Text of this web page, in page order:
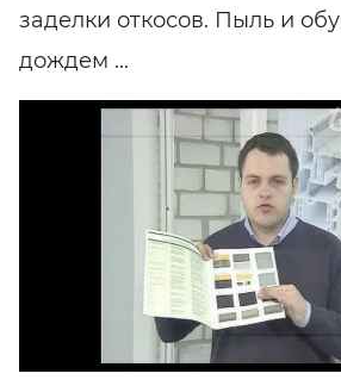
заделки откосов. Пыль и
дождем ...